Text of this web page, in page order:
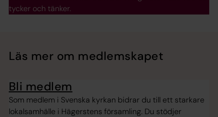
tycker och tänker.
Läs mer om medlemskapet
Bli medlem
Som medlem i Svenska kyrkan bidrar du till ett starkare
lokalsamhälle i Hägerstens församling. Du stödjer